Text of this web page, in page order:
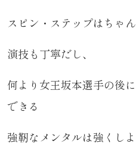
スピン・ステップはちゃ
演技も丁寧だし、
何より女王坂本選手の後
できる
強靭なメンタルは強くし